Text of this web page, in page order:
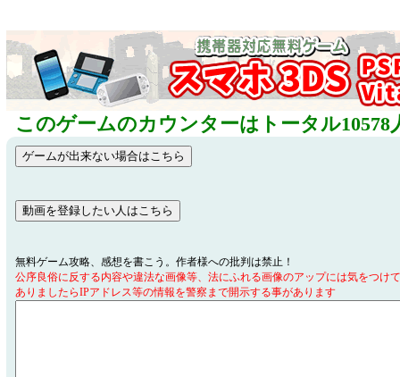
このゲームのカウンターはトータル10578
無料ゲーム攻略、感想を書こう。作者様への批判は禁止！
公序良俗に反する内容や違法な画像等、法にふれる画像のアップには気をつけ
ありましたらIPアドレス等の情報を警察まで開示する事があります